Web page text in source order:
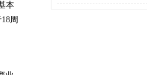
本
周